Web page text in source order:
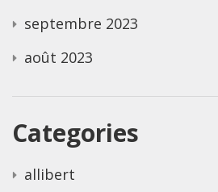
septembre 2023
août 2023
Categories
allibert